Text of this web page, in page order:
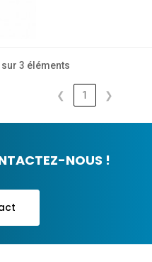
3 éléments
❮ 1 ❯
NOUS !